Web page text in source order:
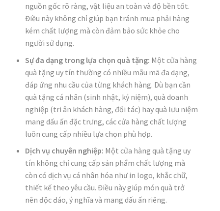
nguồn gốc rõ ràng, vật liệu an toàn và độ bền tốt.
Điều này không chỉ giúp bạn tránh mua phải hàng
kém chất lượng mà còn đảm bảo sức khỏe cho
người sử dụng.
Sự đa dạng trong lựa chọn quà tặng: Một cửa hàng
quà tặng uy tín thường có nhiều mẫu mã đa dạng,
đáp ứng nhu cầu của từng khách hàng. Dù bạn cần
quà tặng cá nhân (sinh nhật, kỷ niệm), quà doanh
nghiệp (tri ân khách hàng, đối tác) hay quà lưu niệm
mang dấu ấn đặc trưng, các cửa hàng chất lượng
luôn cung cấp nhiều lựa chọn phù hợp.
Dịch vụ chuyên nghiệp: Một cửa hàng quà tặng uy
tín không chỉ cung cấp sản phẩm chất lượng mà
còn có dịch vụ cá nhân hóa như in logo, khắc chữ,
thiết kế theo yêu cầu. Điều này giúp món quà trở
nên độc đáo, ý nghĩa và mang dấu ấn riêng.